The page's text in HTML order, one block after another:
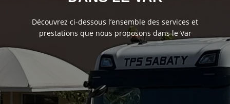
Découvrez ci-dessous l’ensemble des services et
prestations que nous proposons dans le Var